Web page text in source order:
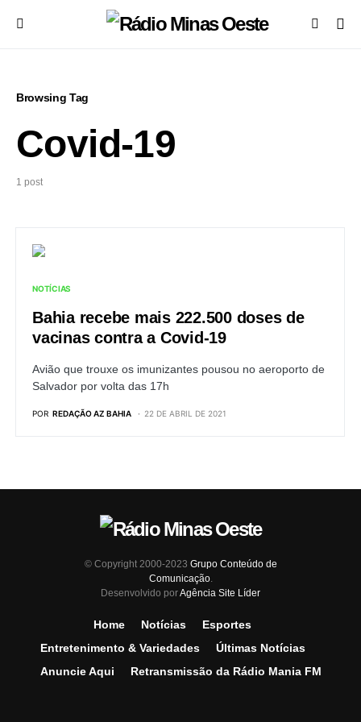
Browsing Tag
Covid-19
1 post
NOTÍCIAS
Bahia recebe mais 222.500 doses de
vacinas contra a Covid-19
Avião que trouxe os imunizantes pousou no aeroporto de
Salvador por volta das 17h
POR REDAÇÃO AZ BAHIA 22 DE ABRIL DE 2021
© Copyright 2000-2023 Grupo Conteúdo de
Comunicação.
Desenvolvido porAgência Site Líder
Home Notícias
Esportes
Entretenimento & Variedades
Últimas Notícias
Anuncie Aqui
Retransmissão da Rádio Mania FM